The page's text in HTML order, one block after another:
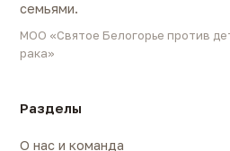
семьями.
МОО «Святое Белогорье против
рака»
Разделы
О нас и команда